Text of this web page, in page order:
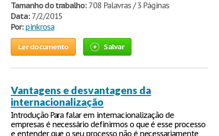
Tamanho do trabalho:708 Palavras / 3 Páginas
Data:7/2/2015
Por: pinkrosa
Ler documento Salvar
Vantagens e desvantagens da
internacionalização
Introdução Para falar em internacionalização de
empresas é necessário definirmos o que é esse processo
e entender que o seu processo não é necessariamente